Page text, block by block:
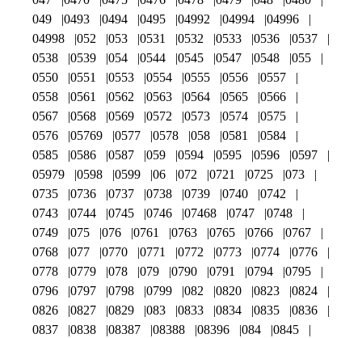
049
0493 0494 0495 04992 04994
04996
04998
052 053 0531 0532 0533 0536
0537
0538
0539 054 0544 0545 0547 0548
055
0550
0551 0553 0554 0555 0556
0557
0558
0561 0562 0563 0564 0565
0566
0567
0568 0569 0572 0573 0574
0575
0576
05769 0577 0578 058 0581
0584
0585
0586 0587 059 0594 0595 0596
0597
05979
0598 0599 06 072 0721 0725
073
0735
0736 0737 0738 0739 0740
0742
0743
0744 0745 0746 07468 0747
0748
0749
075 076 0761 0763 0765 0766
0767
0768
077 0770 0771 0772 0773 0774
0776
0778
0779 078 079 0790 0791 0794
0795
0796
0797 0798 0799 082 0820 0823
0824
0826
0827 0829 083 0833 0834 0835
0836
0837
0838 08387 08388 08396 084
0845